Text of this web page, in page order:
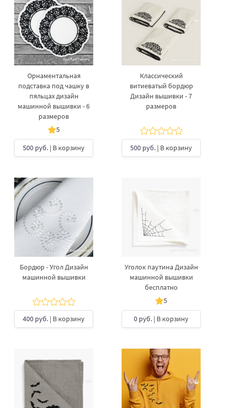
Орнаментальная
подставка под чашку​ в
пяльцах дизайн
машинной вышивки - 6
размеров
5
500 руб. | В корзину
Классический
витиеватый бордюр
Дизайн вышивки - 7
размеров
500 руб. | В корзину
Бордюр - Угол Дизайн
машинной вышивки
400 руб. | В корзину
Уголок паутина Дизайн
машинной вышивки
бесплатно
5
0 руб. | В корзину